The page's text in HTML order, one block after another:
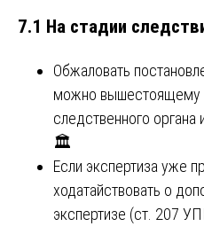
7.1 На стадии
Обжаловать
можно вышестоящему
следственного
🏛️
Если экспертиза уже
ходатайствовать о
экспертизе (ст. 207